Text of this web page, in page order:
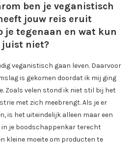
ben je veganistisch
jouw reis eruit
je tegenaan en wat kun
juist niet?
veganistisch gaan leven. Daarvoor
is gekomen doordat ik mij ging
Zoals velen stond ik niet stil bij het
met zich meebrengt. Als je er
is het uiteindelijk alleen maar een
in je boodschappenkar terecht
kleine moeite om producten te